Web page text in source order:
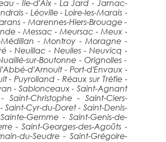
- Île-d'Aix - La Jard - Jarnac-
- Léoville - Loire-les-Marais -
- Marennes-Hiers-Brouage -
- Messac - Meursac - Meux -
- Montroy - Moragne -
- Neuillac - Neulles - Neuvicq -
sur-Boutonne - Orignolles -
l'Abbé-d'Arnoult - Port-d'Envaux -
- Puyrolland - Réaux sur Trèfle -
- Sablonceaux - Saint-Agnant
Saint-Christophe - Saint-Ciers-
Cyr-du-Doret - Saint-Denis-
Gemme - Saint-Genis-de-
- Saint-Georges-des-Agoûts -
du-Seudre - Saint-Grégoire-